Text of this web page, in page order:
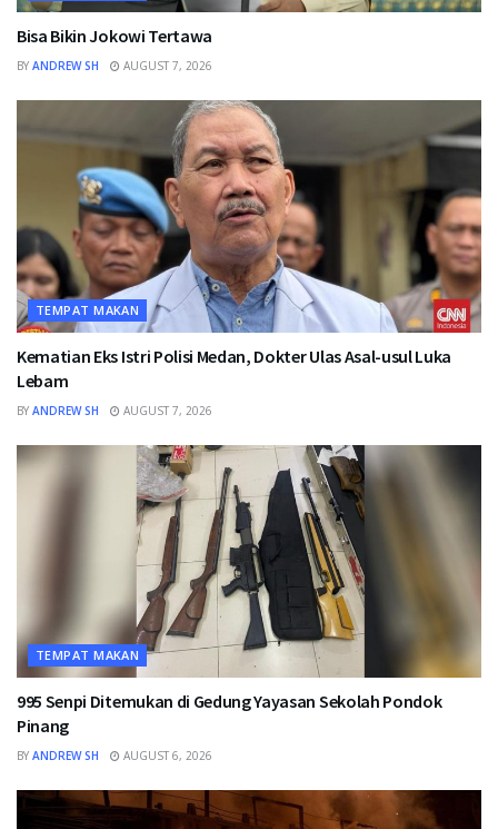
Bisa Bikin Jokowi Tertawa
BY ANDREW SH AUGUST 7, 2026
TEMPAT MAKAN
Kematian Eks Istri Polisi Medan, Dokter Ulas Asal-usul Luka
Lebam
BY ANDREW SH AUGUST 7, 2026
TEMPAT MAKAN
995 Senpi Ditemukan di Gedung Yayasan Sekolah Pondok
Pinang
BY ANDREW SH AUGUST 6, 2026